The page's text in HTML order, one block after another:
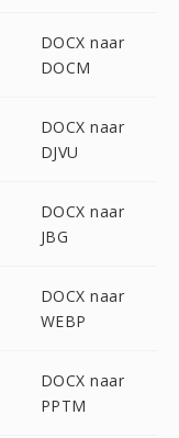
DOCX naar
DOCM
DOCX naar
DJVU
DOCX naar
JBG
DOCX naar
WEBP
DOCX naar
PPTM